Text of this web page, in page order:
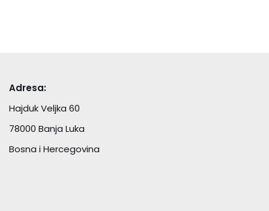
Adresa:
Hajduk Veljka 60
78000 Banja Luka
Bosna i Hercegovina